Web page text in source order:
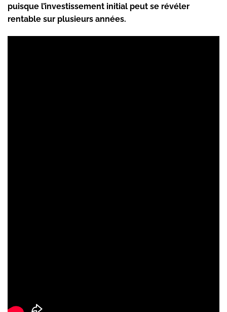
puisque l’investissement initial peut se révéler
rentable sur plusieurs années.